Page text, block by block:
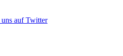
auf Twitter